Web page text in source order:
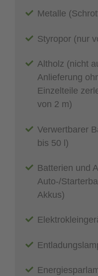
Metalle
Styropor (nur
Altholz (nicht
Anlieferung
Einzelteile
von 2 m)
Verwertbarer
bis 50 l)
Batterien und
Auto-/
Akkus)